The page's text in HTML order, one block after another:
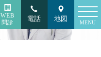
WEB
問診
電話 地図
toggle
MENU